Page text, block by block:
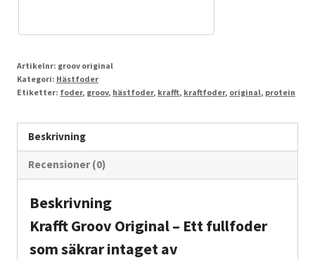
Artikelnr: groov original
Kategori: Hästfoder
Etiketter: foder, groov, hästfoder, krafft, kraftfoder, original, protein
Beskrivning
Recensioner (0)
Beskrivning
Krafft Groov Original – Ett fullfoder
som säkrar intaget av